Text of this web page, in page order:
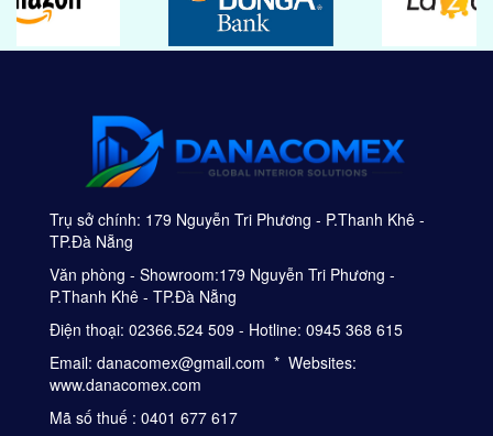
Trụ sở chính: 179 Nguyễn Tri Phương - P.Thanh Khê -
TP.Đà Nẵng
Văn phòng - Showroom:179 Nguyễn Tri Phương -
P.Thanh Khê - TP.Đà Nẵng
Điện thoại: 02366.524 509 - Hotline: 0945 368 615
Email: danacomex@gmail.com * Websites:
www.danacomex.com
Mã số thuế : 0401 677 617